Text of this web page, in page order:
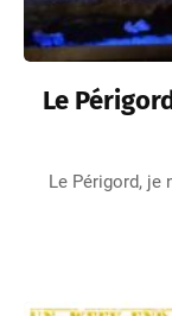
Le
Le Périgord, je